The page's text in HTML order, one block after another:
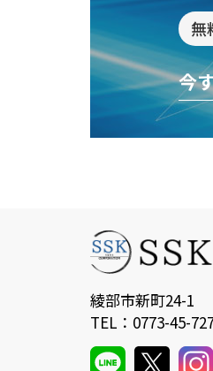
無
今
綾部市新町24-1
TEL：0773-45-